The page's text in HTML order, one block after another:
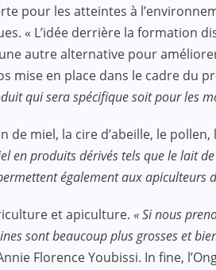
pour les atteintes à
« L’idée derrière la formation
autre alternative pour
en place dans le cadre du
qui sera spécifique soit pour les
miel, la cire d’abeille, le
en produits dérivés tels que le lait
également aux apiculteurs
et apiculture. « Si nous
sont beaucoup plus grosses et
Florence Youbissi. In fine,